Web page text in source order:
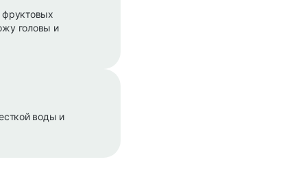
фруктовых
головы и
воды и